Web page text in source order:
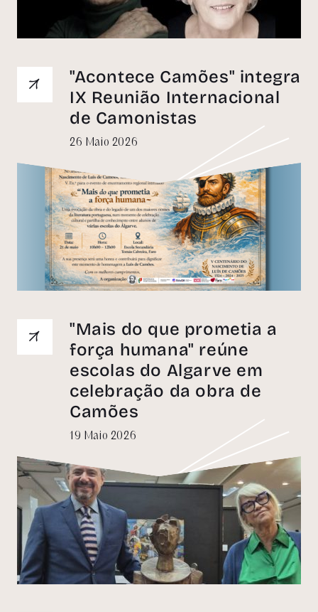
"Acontece Camões" integra
IX Reunião Internacional
de Camonistas
26 Maio 2026
"Mais do que prometia a
força humana" reúne
escolas do Algarve em
celebração da obra de
Camões
19 Maio 2026